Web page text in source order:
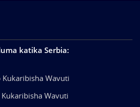
katika Serbia:
Kukaribisha Wavuti
Kukaribisha Wavuti